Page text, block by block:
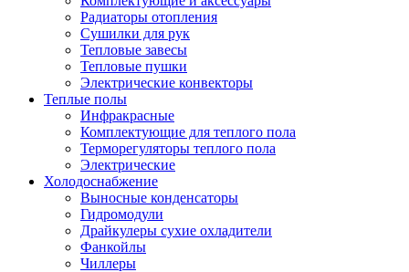
Радиаторы отопления
Сушилки для рук
Тепловые завесы
Тепловые пушки
Электрические конвекторы
Теплые полы
Инфракрасные
Комплектующие для теплого пола
Терморегуляторы теплого пола
Электрические
Холодоснабжение
Выносные конденсаторы
Гидромодули
Драйкулеры сухие охладители
Фанкойлы
Чиллеры